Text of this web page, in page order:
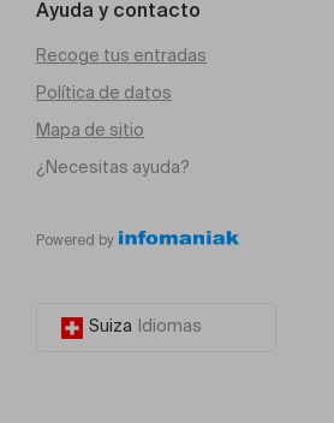
Ayuda y contacto
Recoge tus entradas
Política de datos
Mapa de sitio
¿Necesitas ayuda?
Powered by
Suiza Idiomas